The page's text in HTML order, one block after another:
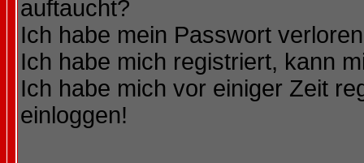
auftaucht?
Ich habe mein Passwort
Ich habe mich registriert, kann
Ich habe mich vor einiger Zeit
einloggen!